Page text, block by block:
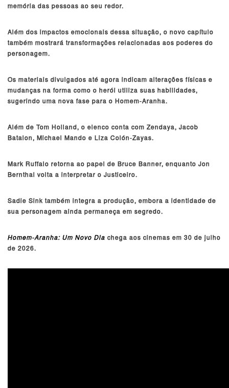
memória das pessoas ao seu redor.
Além dos impactos emocionais dessa situação, o novo capítulo
também mostrará transformações relacionadas aos poderes do
personagem.
Os materiais divulgados até agora indicam alterações físicas e
mudanças na forma como o herói utiliza suas habilidades,
sugerindo uma nova fase para o Homem-Aranha.
Além de Tom Holland, o elenco conta com Zendaya, Jacob
Batalon, Michael Mando e Liza Colón-Zayas.
Mark Ruffalo retorna ao papel de Bruce Banner, enquanto Jon
Bernthal volta a interpretar o Justiceiro.
Sadie Sink também integra a produção, embora a identidade de
sua personagem ainda permaneça em segredo.
Homem-Aranha: Um Novo Dia chega aos cinemas em 30 de julho
de 2026.